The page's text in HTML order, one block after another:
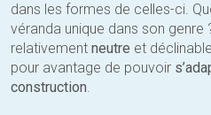
dans les formes de celles-ci.
véranda unique dans son genre
relativement neutre et
pour avantage de pouvoir
construction.